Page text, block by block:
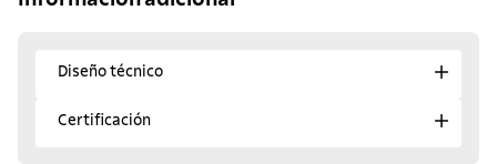
Diseño técnico
Certificación